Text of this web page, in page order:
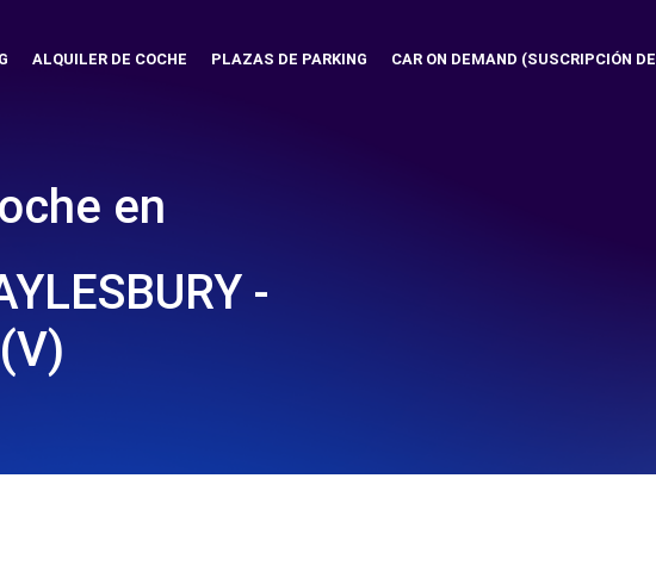
ALQUILER DE COCHE PLAZAS DE PARKING CAR ON DEMAND (SUSCRIPCIÓN
en
-